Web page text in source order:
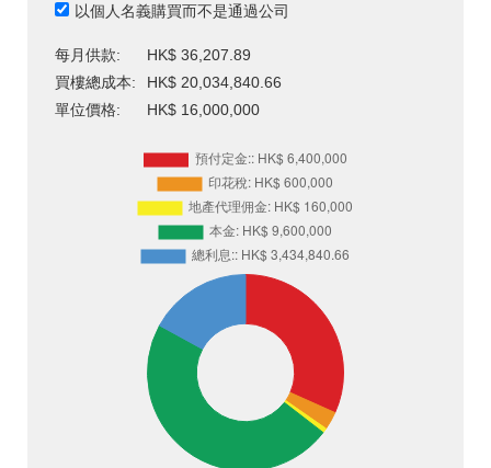
以個人名義購買而不是通過公司
每月供款:
HK$ 36,207.89
買樓總成本:
HK$ 20,034,840.66
單位價格:
HK$ 16,000,000